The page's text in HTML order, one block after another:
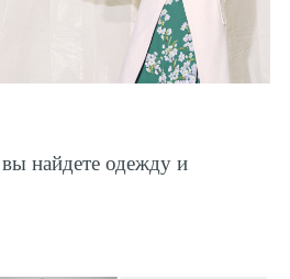
найдете одежду и